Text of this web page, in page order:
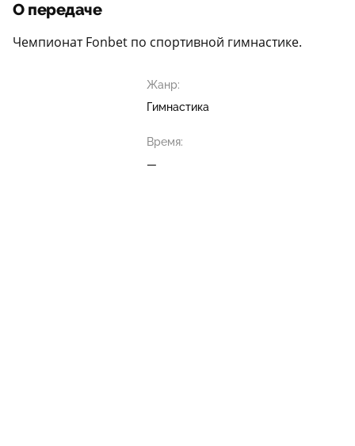
О передаче
Чемпионат Fonbet по спортивной гимнастике.
Жанр:
Гимнастика
Время:
—